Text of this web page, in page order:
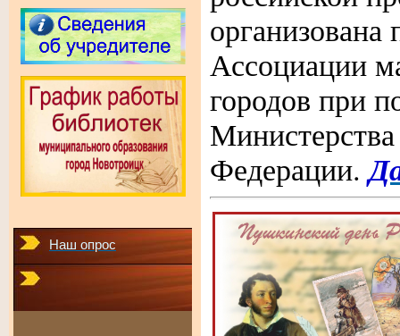
Наш опрос
организована
Ассоциации
городов при
Федерации.